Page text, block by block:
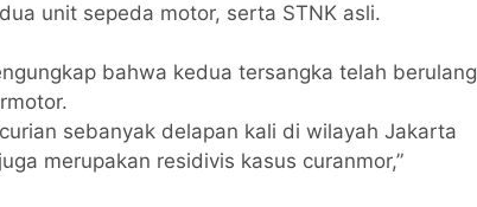
unit sepeda motor, serta STNK asli.
bahwa kedua tersangka telah berulang
sebanyak delapan kali di wilayah Jakarta
merupakan residivis kasus curanmor,”